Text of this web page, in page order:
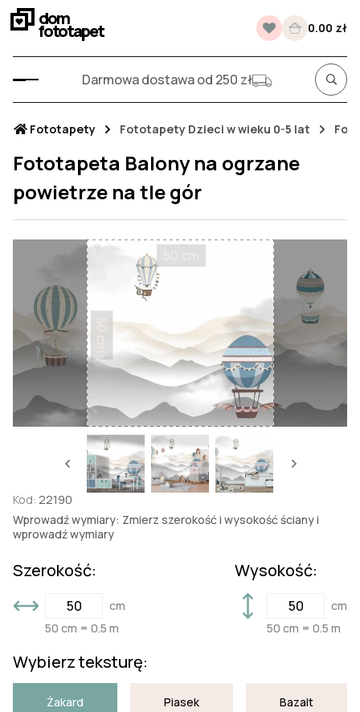
dom
fototapet 0.00 zł
Darmowa dostawa od 250 zł
Fototapety Fototapety Dzieci w wieku 0-5 lat
Fototapeta Balony na ogrzane
powietrze na tle gór
50 cm
Kod: 22190
Wprowadź wymiary: Zmierz szerokość i wysokość ściany i
wprowadź wymiary
Szerokość:
cm
50 cm = 0.5 m
Wysokość:
cm
50 cm = 0.5 m
Wybierz teksturę:
Żakard Piasek
Bazalt